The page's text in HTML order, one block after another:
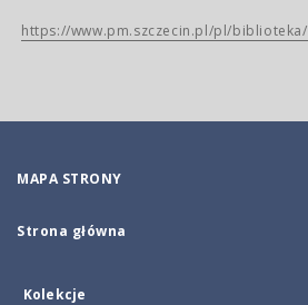
https://www.pm.szczecin.pl/pl/biblioteka/
MAPA STRONY
Strona główna
Kolekcje